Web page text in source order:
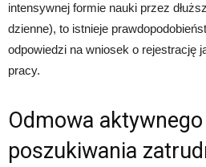
intensywnej formie nauki przez
dzienne), to istnieje
odpowiedzi na wniosek o rejestrację
pracy.
Odmowa aktywnego
poszukiwania